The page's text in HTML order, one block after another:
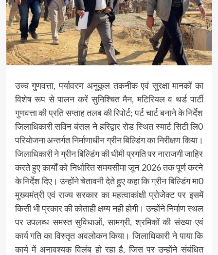
उच्च गुणवत्ता, पर्यावरण अनुकूल तकनीक एवं सुरक्षा मानकों का
विशेष रूप से पालन करें सुनिश्चित मैन, मटिरियल व थर्ड पार्टी
गुणवत्ता की प्रति सप्ताह तलब की रिपोर्ट; पर्ट चार्ट बनाने के निर्देश
जिलाधिकारी सविन बंसल ने हरिद्वार रोड स्थित स्मार्ट सिटी लि0
परियोजना अन्तर्गत निर्माणाधीन ग्रीन बिल्डिंग का निरीक्षण किया।
जिलाधिकारी ने ग्रीन बिल्डिंग की धीमी प्रगति पर नाराजगी जाहिर
करते हुए कार्यों को निर्धारित समयसीमा जून 2026 तक पूर्ण करने
के निर्देश दिए। उन्होंने चेतावनी देते हुए कहा कि ग्रीन बिल्डिंग मा0
मुख्यमंत्री एवं राज्य सरकार का महत्वाकांक्षी प्रोजेेक्ट पर इसमें
किसी भी प्रकार की कोताही क्षम्य नही होगी। उन्होंने निर्माण स्थल
पर उपलब्ध समस्त सुविधाओं, सामग्री, श्रमिकों की संख्या एवं
कार्य गति का विस्तृत अवलोकन किया। जिलाधिकारी ने पाया कि
कार्य में अनावश्यक विलंब हो रहा है, जिस पर उन्होंने संबंधित